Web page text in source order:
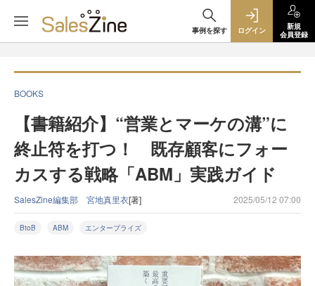
事例を探す ログイン
新規
会員登録
BOOKS
【書籍紹介】“営業とマーケの溝”に
終止符を打つ！ 既存顧客にフォー
カスする戦略「ABM」実践ガイド
SalesZine編集部 宮地真里衣[著] 2025/05/12 07:00
BtoB ABM エンタープライズ